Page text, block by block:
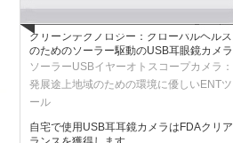
のためのソーラー駆動のUSB耳眼鏡カメラ
ソーラーUSBイヤーオトスコープカメラ：
発展途上地域のための環境に優しいENTツ
ール
自宅で使用USB耳耳鏡カメラはFDAクリア
ランスを獲得します
FDAクリアされたUSBイヤーオトスコープ